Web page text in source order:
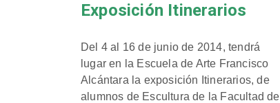
Exposición Itinerarios
Del 4 al 16 de junio de 2014, tendrá
lugar en la Escuela de Arte Francisco
Alcántara la exposición Itinerarios, de
alumnos de Escultura de la Facultad de